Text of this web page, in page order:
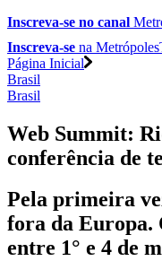
Inscreva-se no canal
Inscreva-se na
Página Inicial
Brasil
Brasil
Web Summit:
conferência de
Pela primeira
fora da Europa.
entre 1° e 4 de